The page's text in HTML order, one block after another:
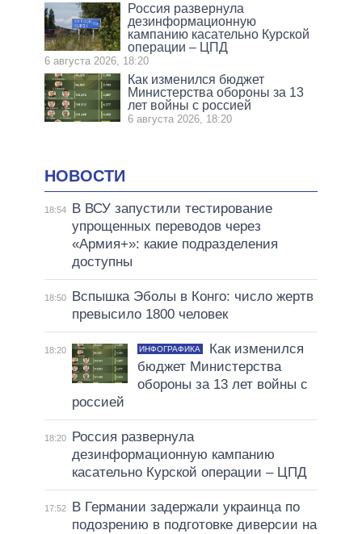
Россия развернула
дезинформационную
кампанию касательно Курской
операции – ЦПД
6 августа 2026, 18:20
Как изменился бюджет
Министерства обороны за 13
лет войны с россией
6 августа 2026, 18:20
НОВОСТИ
18:54
В ВСУ запустили тестирование
упрощенных переводов через
«Армия+»: какие подразделения
доступны
18:50
Вспышка Эболы в Конго: число жертв
превысило 1800 человек
18:20 ИНФОГРАФИКА
Как изменился
бюджет Министерства
обороны за 13 лет войны с
россией
18:20
Россия развернула
дезинформационную кампанию
касательно Курской операции – ЦПД
17:52
В Германии задержали украинца по
подозрению в подготовке диверсии на